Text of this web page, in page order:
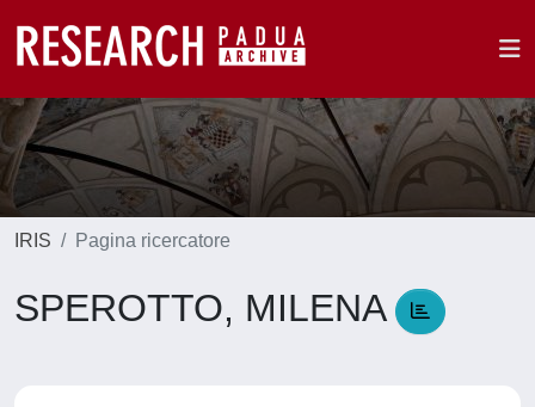
IRIS Pagina ricercatore
SPEROTTO, MILENA